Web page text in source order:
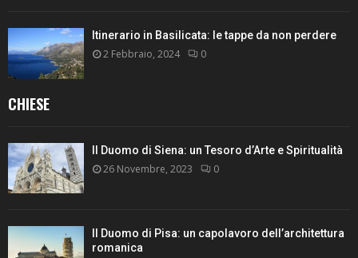
Itinerario in Basilicata: le tappe da non perdere
2 Febbraio, 2024 0
CHIESE
Il Duomo di Siena: un Tesoro d’Arte e Spiritualità
26 Novembre, 2023 0
Il Duomo di Pisa: un capolavoro dell’architettura
romanica